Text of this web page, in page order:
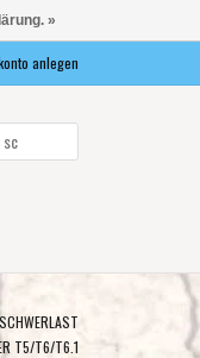
anlegen
um
T5/T6/T6.1
»